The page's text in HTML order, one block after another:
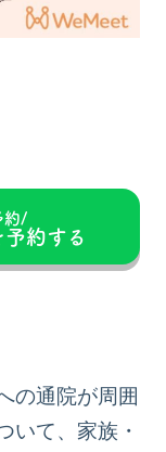
約/
約する
の通院が周囲
いて、家族・